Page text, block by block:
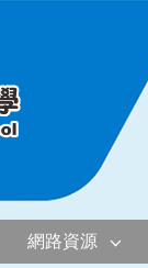
網路資源